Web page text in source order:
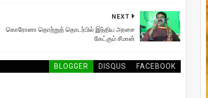
NEXT
கொரோனா தொற்றுத் தொடர்பில் இந்திய அரசை
கேட்கும் சீமான்
BLOGGER DISQUS FACEBOOK